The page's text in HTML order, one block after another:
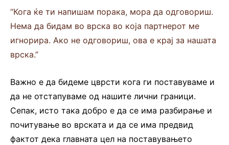
“Кога ќе ти напишам порака, мора да одговориш.
Нема да бидам во врска во која партнерот ме
игнорира. Ако не одговориш, ова е крај за нашата
врска.”
Важно е да бидеме цврсти кога ги поставуваме и
да не отстапуваме од нашите лични граници.
Сепак, исто така добро е да се има разбирање и
почитување во врската и да се има предвид
фактот дека главната цел на поставувањето